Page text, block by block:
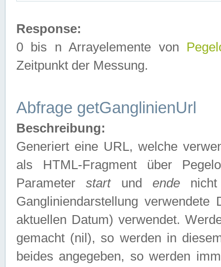
Response:
0 bis n Arrayelemente von
Zeitpunkt der Messung.
Abfrage getGanglinienUrl
Beschreibung:
Generiert eine URL, welche
als HTML-Fragment über
Parameterstartund endenicht
Gangliniendarstellung
aktuellen Datum) verwendet.
gemacht (nil), so werden in
beides angegeben, so werden